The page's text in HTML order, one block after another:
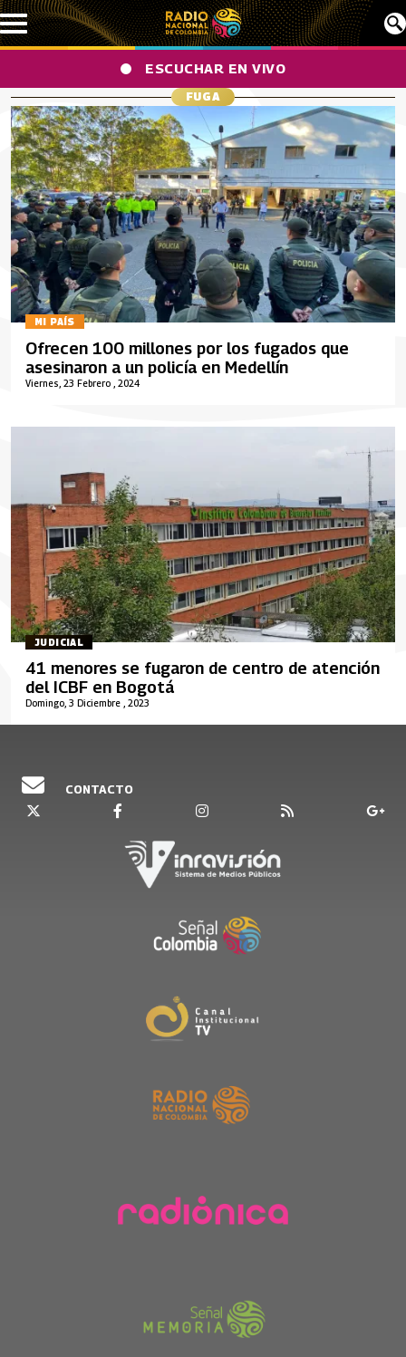
Pasar al contenido principal
ESCUCHAR EN VIVO
FUGA
MI PAÍS
Viernes, 23 Febrero , 2024
Ofrecen 100 millones por los fugados que
asesinaron a un policía en Medellín
JUDICIAL
Domingo, 3 Diciembre , 2023
41 menores se fugaron de centro de atención
del ICBF en Bogotá
CONTACTO